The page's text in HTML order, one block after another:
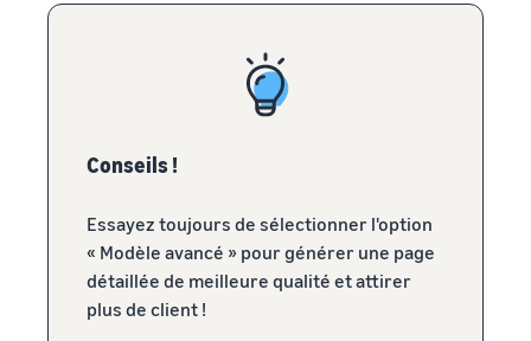
Conseils !
Essayez toujours de sélectionner l'option
« Modèle avancé » pour générer une page
détaillée de meilleure qualité et attirer
plus de client !